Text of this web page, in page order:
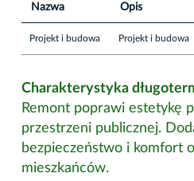
Nazwa Opis
Projekt i budowa Projekt i budowa
Charakterystyka
Remont poprawi estetykę
przestrzeni publicznej.
bezpieczeństwo i komfort
mieszkańców.